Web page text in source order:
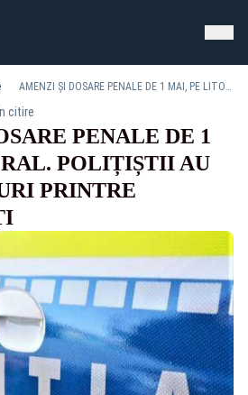
AMENZI ȘI DOSARE PENALE DE 1 MAI, PE LITORAL. POLIȚIȘTII AU GĂSIT DROGURI PRINTRE PETRECĂREȚI
citire
PENALE DE 1
POLIȚIȘTII AU
PRINTRE